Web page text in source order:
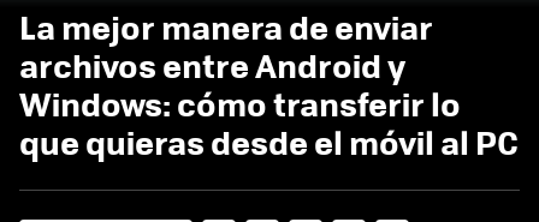
La mejor manera de enviar
archivos entre Android y
Windows: cómo transferir lo
que quieras desde el móvil al PC